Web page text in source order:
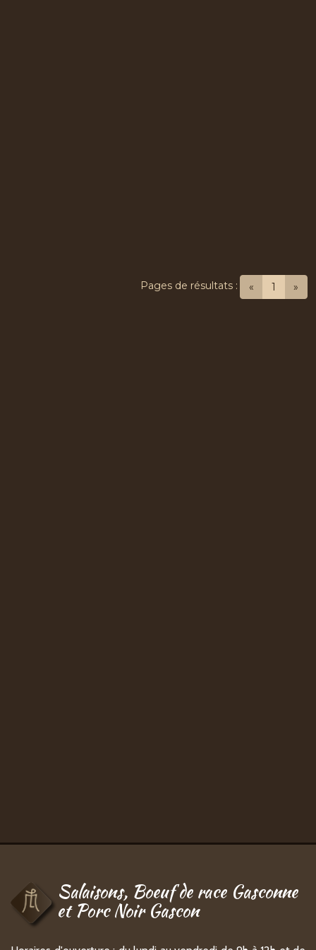
« 1 »
Pages de résultats :
Salaisons, Boeuf de race Gasconne
et Porc Noir Gascon